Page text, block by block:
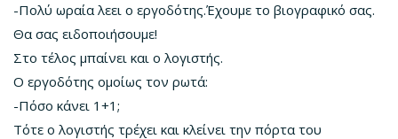
-Πολύ ωραία λεει ο εργοδότης.Έχουμε το βιογραφικό σας.
Θα σας ειδοποιήσουμε!
Στο τέλος μπαίνει και ο λογιστής.
Ο εργοδότης ομοίως τον ρωτά:
-Πόσο κάνει 1+1;
Τότε ο λογιστής τρέχει και κλείνει την πόρτα του